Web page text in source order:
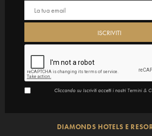
Cliccando su Iscriviti accetti i nostri Termini &
DIAMONDS HOTELS E